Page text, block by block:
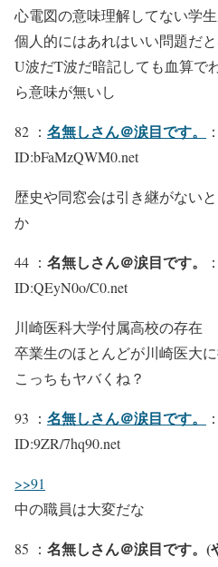
心電図の意味理解してない学
個人的にはあれはいい問題だ
U波だT波だ暗記しても血算で
ら意味が無いし
82 ： 名無しさん＠涙目です。
ID:bFaMzQWM0.net
歴史や同窓会は引き継がない
か
44 ： 名無しさん＠涙目です。
ID:QEyN0o/C0.net
川崎医科大学付属高校の存在
卒業生のほとんどが川崎医大
こっちもヤバくね？
93 ： 名無しさん＠涙目です。
ID:9ZR/7hq90.net
>>91
中の職員は大変だな
85 ： 名無しさん＠涙目です。